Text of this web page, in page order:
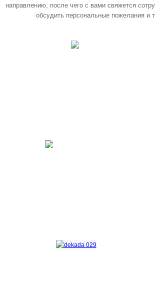
направлению, после чего с вами свяжется
обсудить персональные пожелания и